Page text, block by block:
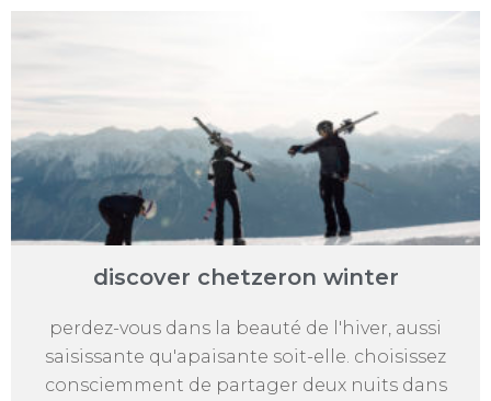
discover chetzeron winter
perdez-vous dans la beauté de l'hiver, aussi
saisissante qu'apaisante soit-elle. choisissez
consciemment de partager deux nuits dans